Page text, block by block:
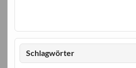
Schlagwörter